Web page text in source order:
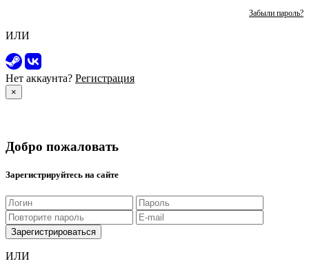
Забыли пароль?
ИЛИ
Нет аккаунта? Регистрация
×
Добро пожаловать
Зарегистрируйтесь на сайте
Зарегистрироваться
ИЛИ